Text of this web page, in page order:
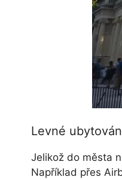
Levné
Jelikož do města
Například přes